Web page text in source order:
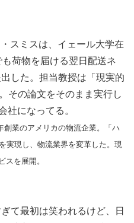
スミスは、イェール大学在
荷物を届ける翌日配送ネ
した。担当教授は「現実的
その論文をそのまま実行し
社になってる。
業のアメリカの物流企業。「ハ
実現し、物流業界を変革した。現
スを展開。
て最初は笑われるけど、日